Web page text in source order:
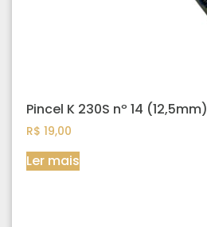
Pincel K 230S nº 14 (12,5mm)
R$ 19,00
Ler mais